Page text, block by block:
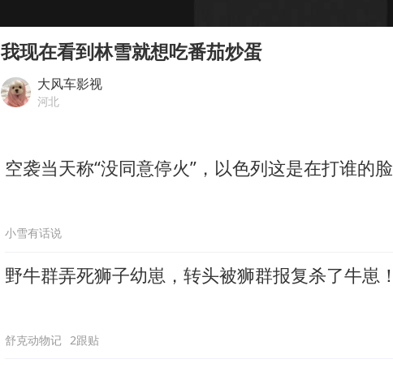
男子杀人后逃进深山21年活得像野人
“不建议大家买深色蛋糕”
OpenAI为免费用户升级GPT-5.6 Luna
我现在看到林雪就想吃番茄炒蛋
大风车影视
河北
空袭当天称“没同意停火”，以色列这是在打谁的脸
小雪有话说
野牛群弄死狮子幼崽，转头被狮群报复杀了牛崽！
舒克动物记 2跟贴